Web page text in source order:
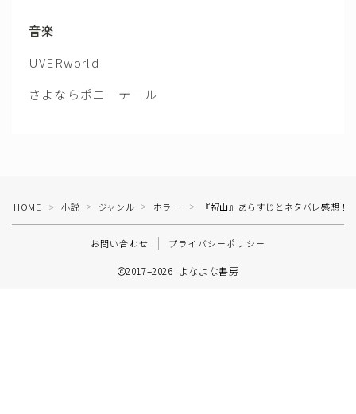
音楽
UVERworld
さよならポニーテール
HOME ＞ 小説 ＞ ジャンル ＞ ホラー ＞ 『祝山』あらすじとネタバレ感想
お問い合わせ プライバシーポリシー
2017–2026 よなよな書房